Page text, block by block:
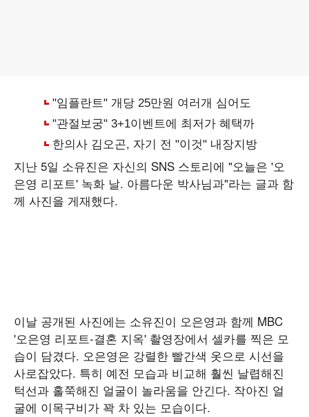
지난 5일 소유진은 자신의 SNS 스토리에 "오늘은 '오
은영 리포트' 녹화 날. 아름다운 박사님과"라는 글과 함
께 사진을 게재했다.
이날 공개된 사진에는 소유진이 오은영과 함께 MBC
'오은영 리포트-결혼 지옥' 촬영장에서 셀카를 찍은 모
습이 담겼다. 오은영은 강렬한 빨간색 옷으로 시선을
사로잡았다. 특히 예전 모습과 비교해 훨씬 날렵해진
턱선과 홀쭉해진 얼굴이 놀라움을 안긴다. 작아진 얼
굴에 이목구비가 꽉 차 있는 모습이다.